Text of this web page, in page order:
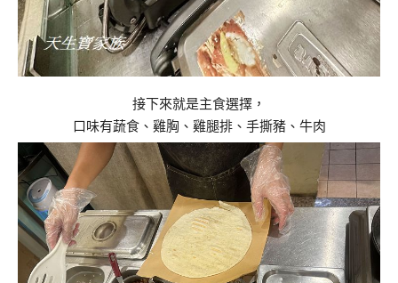
接下來就是主食選擇，
口味有蔬食、雞胸、雞腿排、手撕豬、牛肉